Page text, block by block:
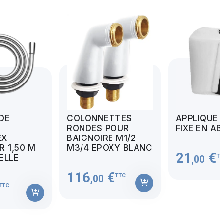
1,50 M
COLONNETTES
RONDES POUR
BAIGNOIRE M1/2
M3/4 EPOXY BLANC
116,00 €TTC
FIXE EN
21 ,00 €